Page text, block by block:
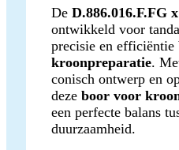
De D.886.016.F.FG
ontwikkeld voor
precisie en
kroonpreparatie.
conisch ontwerp en
deze boor voor
een perfecte balans
duurzaamheid.